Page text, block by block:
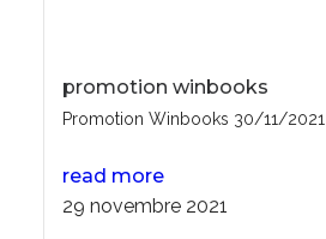
promotion winbooks
Promotion Winbooks 30/11/2021
read more
29 novembre 2021